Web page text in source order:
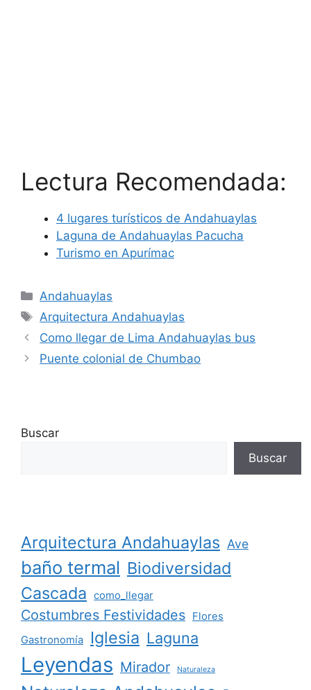
Lectura Recomendada:
4 lugares turísticos de Andahuaylas
Laguna de Andahuaylas Pacucha
Turismo en Apurímac
Categorías
Andahuaylas
Etiquetas
Arquitectura Andahuaylas
Como llegar de Lima Andahuaylas bus
Puente colonial de Chumbao
Buscar
Buscar
Arquitectura Andahuaylas Ave
baño termal Biodiversidad
Cascada
como_llegar
Costumbres Festividades
Flores
Gastronomía
Iglesia Laguna
Leyendas Mirador Naturaleza